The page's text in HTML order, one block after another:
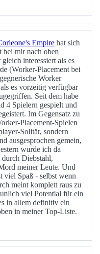
Empire hat sich
bei mir nach oben
interessiert als es
(Worker-Placement bei
Worker
es vorzeitig verfügbar
Seit dem habe
4 Spielern gespielt und
Im Gegensatz zu
Placement-Spielen
Solitär, sondern
ausgesprochen gemein,
wurde ich da
Diebstahl,
meiner Leute. Und
viel Spaß - selbst wenn
meint komplett raus zu
viel Potential für ein
in allem definitiv ein
in meiner Top-Liste.